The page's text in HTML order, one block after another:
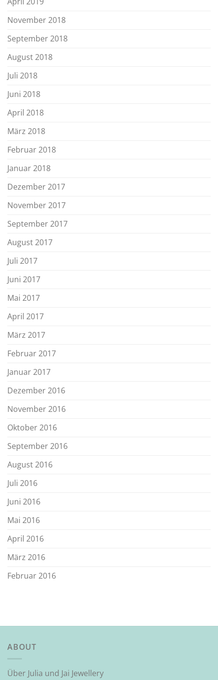
November 2018
September 2018
August 2018
Juli 2018
Juni 2018
April 2018
März 2018
Februar 2018
Januar 2018
Dezember 2017
November 2017
September 2017
August 2017
Juli 2017
Juni 2017
Mai 2017
April 2017
März 2017
Februar 2017
Januar 2017
Dezember 2016
November 2016
Oktober 2016
September 2016
August 2016
Juli 2016
Juni 2016
Mai 2016
April 2016
März 2016
Februar 2016
ABOUT
Über Julia und Jai Jewellery